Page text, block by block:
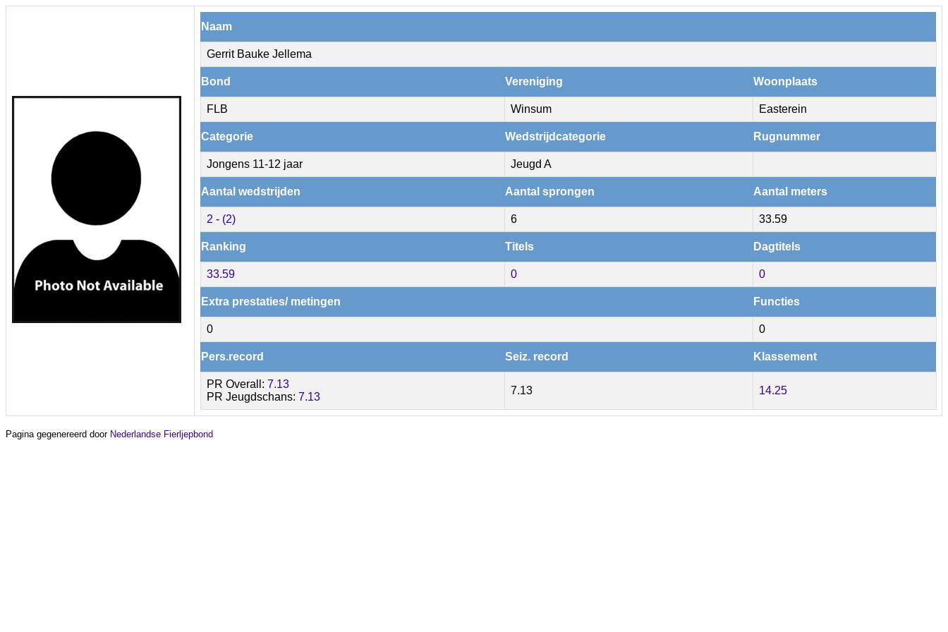
Naam
Gerrit Bauke Jellema
Bond Vereniging Woonplaats
FLB Winsum Easterein
Categorie Wedstrijdcategorie Rugnummer
Jongens 11-12 jaar Jeugd A
Aantal wedstrijden Aantal sprongen Aantal meters
2 - (2) 6 33.59
Ranking Titels Dagtitels
33.59 0 0
Extra prestaties/ metingen Functies
0 0
Pers.record Seiz. record Klassement
PR Overall: 7.13
PR Jeugdschans: 7.13
7.13 14.25
Pagina gegenereerd door Nederlandse Fierljepbond